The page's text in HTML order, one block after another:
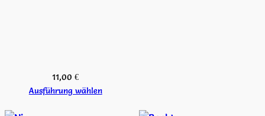
11,00€
Ausführung wählen